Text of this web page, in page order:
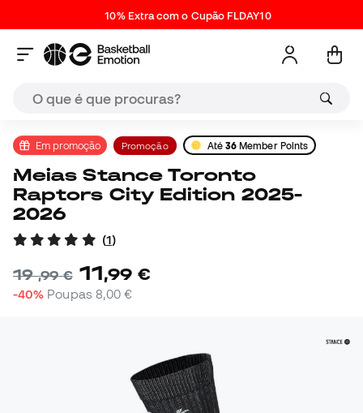
10% Extra com o Cupão FLDAY10
Em promoção Promoção Até 36 Member Points
Meias Stance Toronto
Raptors City Edition 2025-
2026
(1)
19,99 € 11,99 €
-40% Poupas 8,00 €